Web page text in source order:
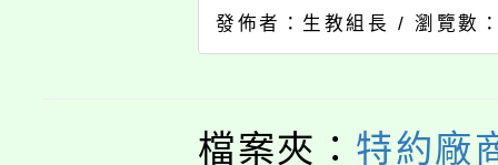
發佈者：生教組長 /瀏覽數
檔案夾： 特約廠